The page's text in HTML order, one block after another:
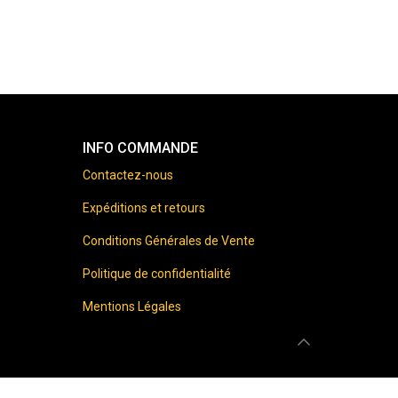
INFO COMMANDE
Contactez-nous
Expéditions et retours
Conditions Générales de Vente
Politique de confidentialité
Mentions Légales